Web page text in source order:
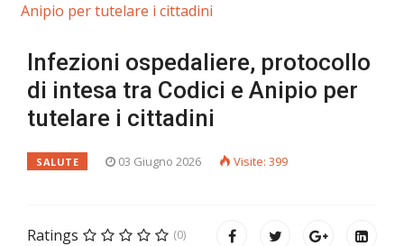
Anipio per tutelare i cittadini
Infezioni ospedaliere, protocollo
di intesa tra Codici e Anipio per
tutelare i cittadini
SALUTE 03 Giugno 2026 Visite: 399
Ratings (0)